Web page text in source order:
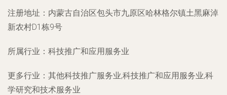
注册地址： 内蒙古自治区包头市九原区哈林格尔镇土黑麻淖
新农村D1栋9号
所属行业： 科技推广和应用服务业
更多行业： 其他科技推广服务业,科技推广和应用服务业,科
学研究和技术服务业